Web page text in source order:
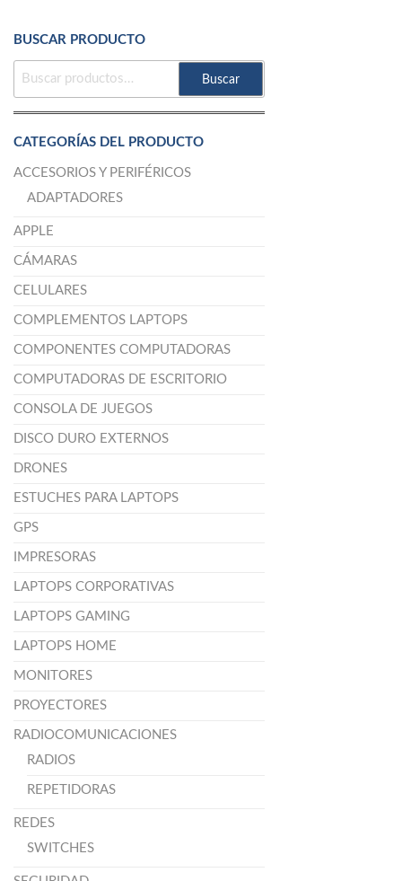
BUSCAR PRODUCTO
Buscar
CATEGORÍAS DEL PRODUCTO
ACCESORIOS Y PERIFÉRICOS
ADAPTADORES
APPLE
CÁMARAS
CELULARES
COMPLEMENTOS LAPTOPS
COMPONENTES COMPUTADORAS
COMPUTADORAS DE ESCRITORIO
CONSOLA DE JUEGOS
DISCO DURO EXTERNOS
DRONES
ESTUCHES PARA LAPTOPS
GPS
IMPRESORAS
LAPTOPS CORPORATIVAS
LAPTOPS GAMING
LAPTOPS HOME
MONITORES
PROYECTORES
RADIOCOMUNICACIONES
RADIOS
REPETIDORAS
REDES
SWITCHES